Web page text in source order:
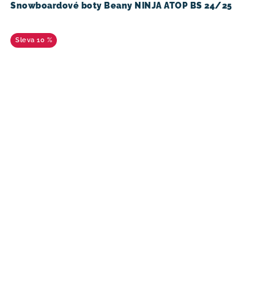
Snowboardové boty Beany NINJA ATOP BS 24/25
10 %